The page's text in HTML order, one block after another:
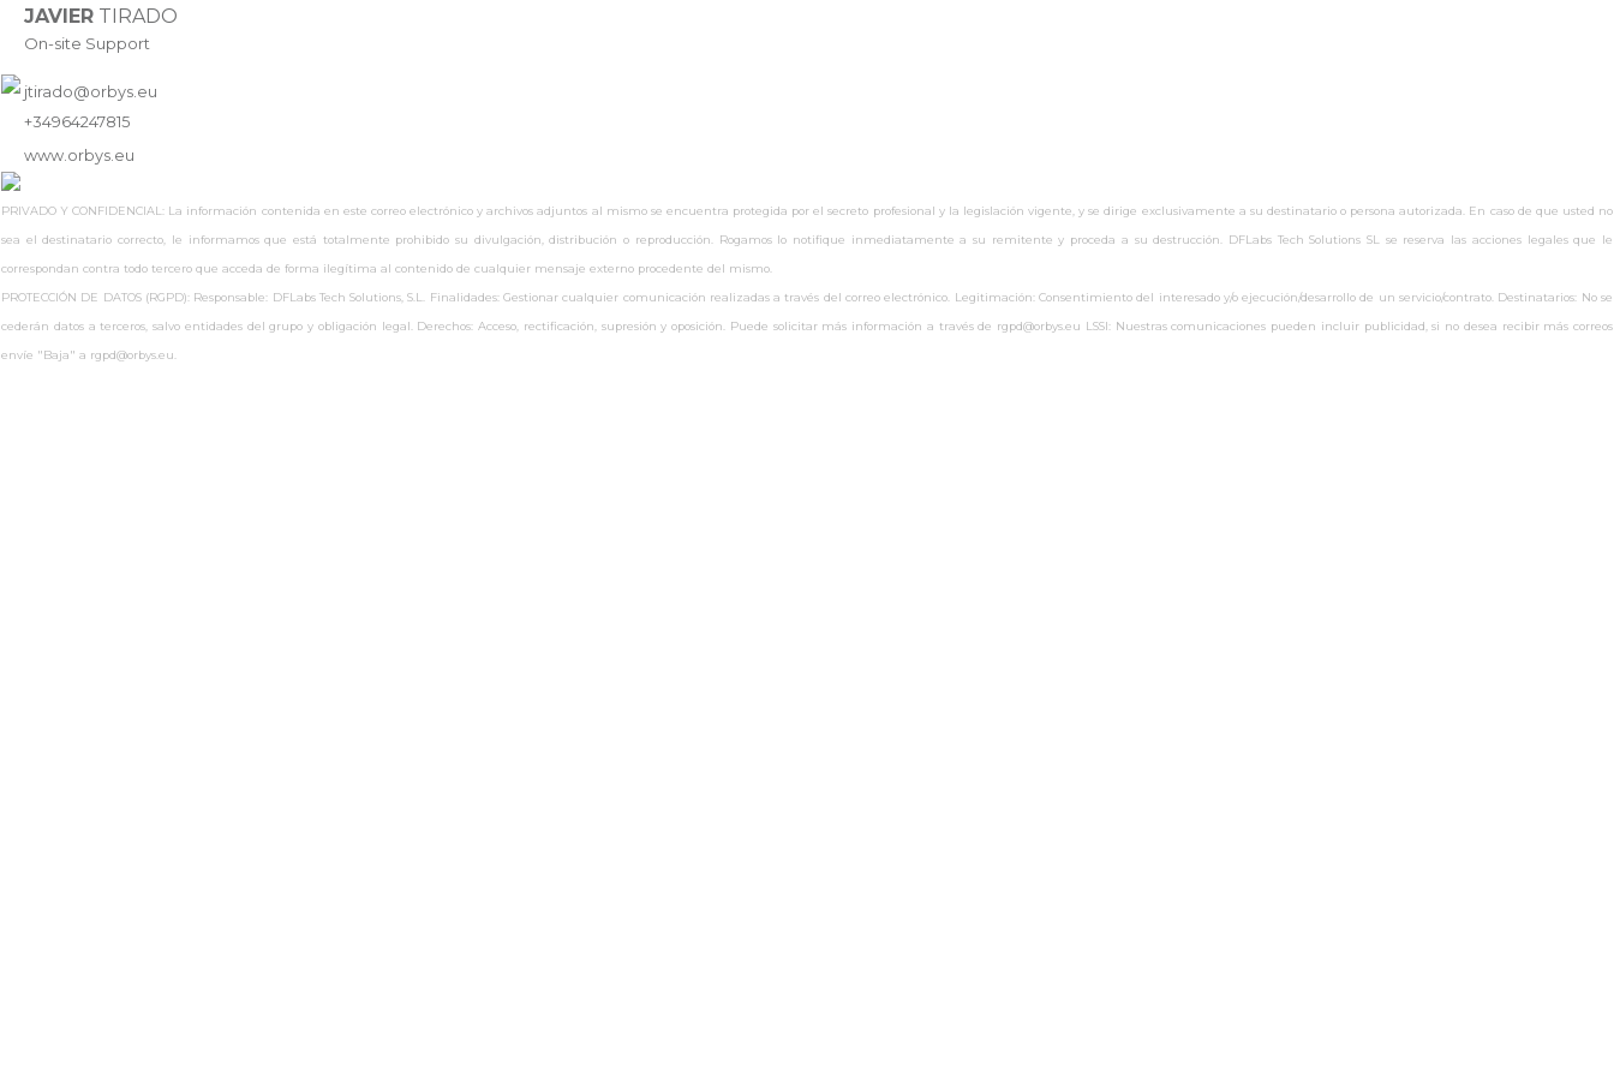
JAVIER TIRADO
On-site Support
jtirado@orbys.eu
+34964247815
www.orbys.eu
PRIVADO Y CONFIDENCIAL: La información contenida en este correo electrónico y archivos adjuntos al mismo se encuentra protegida por el secreto profesional y la legislación vigente, y se dirige exclusivamente a su destinatario o persona autorizada. En caso de que usted no
sea el destinatario correcto, le informamos que está totalmente prohibido su divulgación, distribución o reproducción. Rogamos lo notifique inmediatamente a su remitente y proceda a su destrucción. DFLabs Tech Solutions SL se reserva las acciones legales que le
correspondan contra todo tercero que acceda de forma ilegítima al contenido de cualquier mensaje externo procedente del mismo.
PROTECCIÓN DE DATOS (RGPD): Responsable: DFLabs Tech Solutions, S.L. Finalidades: Gestionar cualquier comunicación realizadas a través del correo electrónico. Legitimación: Consentimiento del interesado y/o ejecución/desarrollo de un servicio/contrato. Destinatarios: No se
cederán datos a terceros, salvo entidades del grupo y obligación legal. Derechos: Acceso, rectificación, supresión y oposición. Puede solicitar más información a través de rgpd@orbys.eu LSSI: Nuestras comunicaciones pueden incluir publicidad, si no desea recibir más correos
envíe "Baja" a rgpd@orbys.eu.